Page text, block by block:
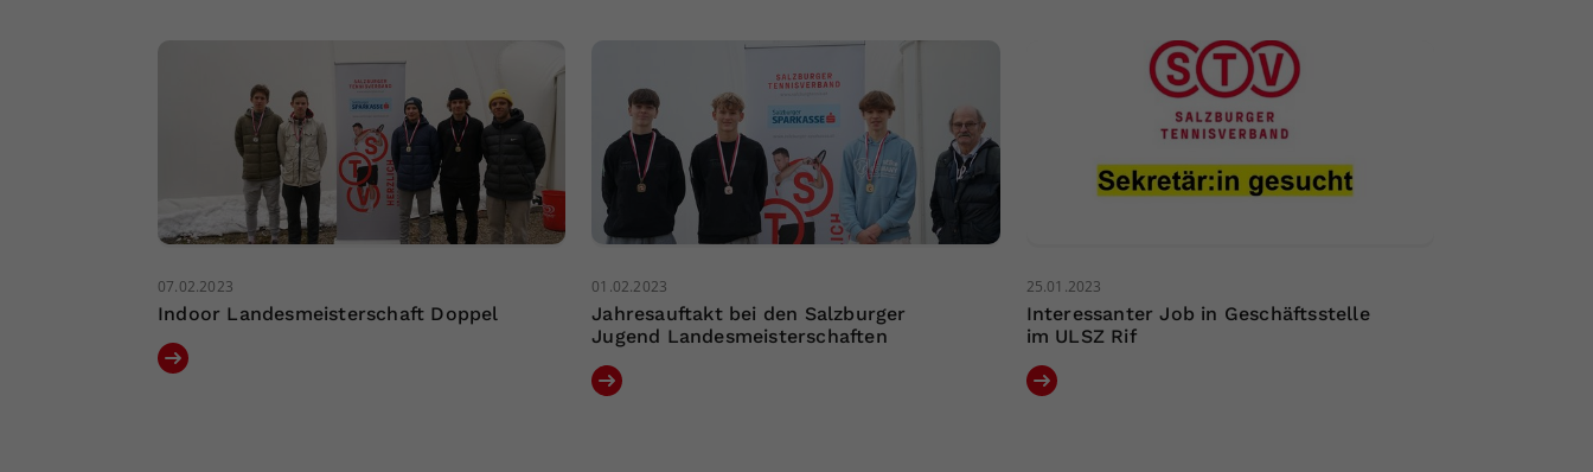
07.02.2023
Indoor Landesmeisterschaft Doppel
01.02.2023
Jahresauftakt bei den Salzburger
Jugend Landesmeisterschaften
25.01.2023
Interessanter Job in Geschäftsstelle
im ULSZ Rif